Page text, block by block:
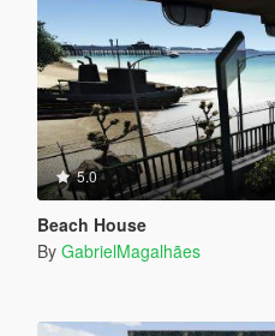
5.0
Beach House
By GabrielMagalhães